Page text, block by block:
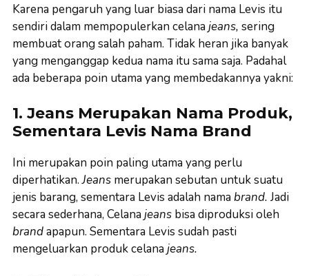
Karena pengaruh yang luar biasa dari nama Levis itu
sendiri dalam mempopulerkan celana jeans, sering
membuat orang salah paham. Tidak heran jika banyak
yang menganggap kedua nama itu sama saja. Padahal
ada beberapa poin utama yang membedakannya yakni:
1. Jeans Merupakan Nama Produk,
Sementara Levis Nama Brand
Ini merupakan poin paling utama yang perlu
diperhatikan.Jeans merupakan sebutan untuk suatu
jenis barang, sementara Levis adalah nama brand. Jadi
secara sederhana, Celana jeans bisa diproduksi oleh
brandapapun. Sementara Levis sudah pasti
mengeluarkan produk celana jeans.